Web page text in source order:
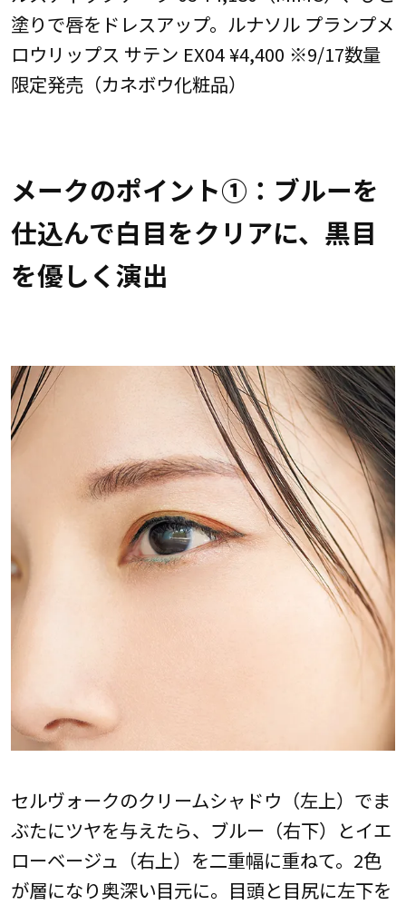
塗りで唇をドレスアップ。ルナソル プランプメ
ロウリップス サテン EX04 ¥4,400 ※9/17数量
限定発売（カネボウ化粧品）
メークのポイント①：ブルーを
仕込んで白目をクリアに、黒目
を優しく演出
セルヴォークのクリームシャドウ（左上）でま
ぶたにツヤを与えたら、ブルー（右下）とイエ
ローベージュ（右上）を二重幅に重ねて。2色
が層になり奥深い目元に。目頭と目尻に左下を